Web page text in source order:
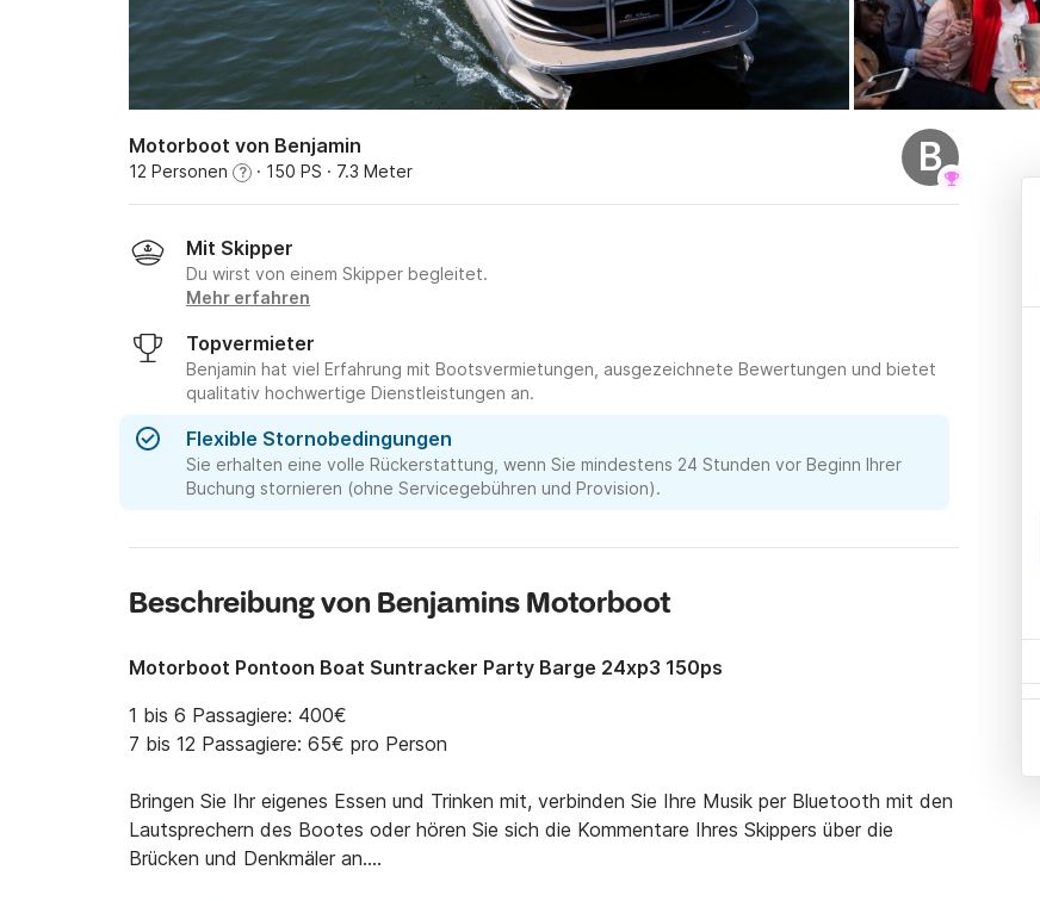
Motorboot von Benjamin
12 Personen ? · 150 PS · 7.3 Meter B
Mit Skipper
Du wirst von einem Skipper begleitet.
Mehr erfahren
Topvermieter
Benjamin hat viel Erfahrung mit Bootsvermietungen, ausgezeichnete Bewertungen und bietet
qualitativ hochwertige Dienstleistungen an.
Flexible Stornobedingungen
Sie erhalten eine volle Rückerstattung, wenn Sie mindestens 24 Stunden vor Beginn Ihrer
Buchung stornieren (ohne Servicegebühren und Provision).
Beschreibung von Benjamins Motorboot
Motorboot Pontoon Boat Suntracker Party Barge 24xp3 150ps
1 bis 6 Passagiere: 400€
7 bis 12 Passagiere: 65€ pro Person
Bringen Sie Ihr eigenes Essen und Trinken mit, verbinden Sie Ihre Musik per Bluetooth mit den
Lautsprechern des Bootes oder hören Sie sich die Kommentare Ihres Skippers über die
Brücken und Denkmäler an.